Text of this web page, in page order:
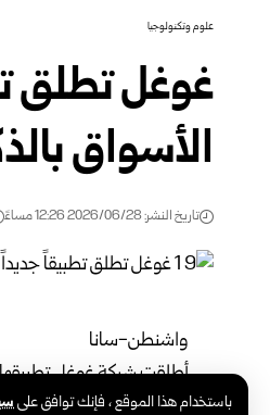
باستخدام هذا الموقع ، فإنك توافق على
علوم وتكنولوجيا
غوغل تطلق
الأسواق
تاريخ النشر: 2026/06/28 12:26 مساءً
واشنطن-سانا
من متابعة الأسهم وإدارة